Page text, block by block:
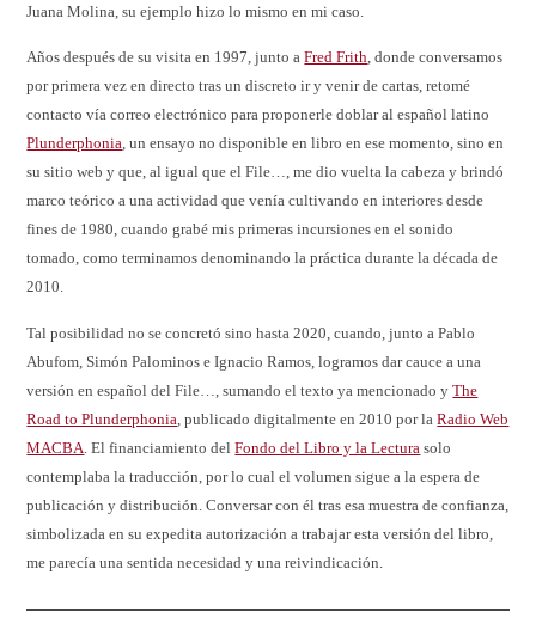
Juana Molina, su ejemplo hizo lo mismo en mi caso.
Años después de su visita en 1997, junto aFred Frith, donde conversamos
por primera vez en directo tras un discreto ir y venir de cartas, retomé
contacto vía correo electrónico para proponerle doblar al español latino
Plunderphonia, un ensayo no disponible en libro en ese momento, sino en
su sitio web y que, al igual que el File…, me dio vuelta la cabeza y brindó
marco teórico a una actividad que venía cultivando en interiores desde
fines de 1980, cuando grabé mis primeras incursiones en el sonido
tomado, como terminamos denominando la práctica durante la década de
2010.
Tal posibilidad no se concretó sino hasta 2020, cuando, junto a Pablo
Abufom, Simón Palominos e Ignacio Ramos, logramos dar cauce a una
versión en español del File…, sumando el texto ya mencionado yThe
Road to Plunderphonia , publicado digitalmente en 2010 por laRadio Web
MACBA . El financiamiento delFondo del Libro y la Lectura solo
contemplaba la traducción, por lo cual el volumen sigue a la espera de
publicación y distribución. Conversar con él tras esa muestra de confianza,
simbolizada en su expedita autorización a trabajar esta versión del libro,
me parecía una sentida necesidad y una reivindicación.